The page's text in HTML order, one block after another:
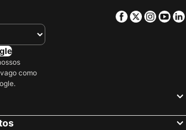
Facebook
Twitter
como